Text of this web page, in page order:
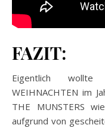
FAZIT:
Eigentlich wollte
WEIHNACHTEN im
THE MUNSTERS
aufgrund von